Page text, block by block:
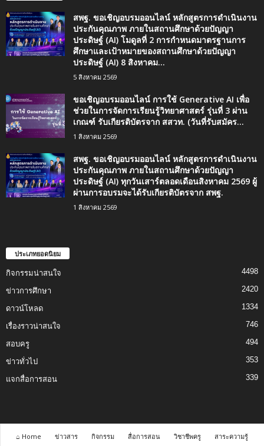
สพฐ. ขอเชิญอบรมออนไลน์ หลักสูตรการดำเนินงาน
ประกันคุณภาพ ภายในสถานศึกษาด้วยปัญญา
ประดิษฐ์ (AI) โมดูลที่ 2 การกำหนดมาตรฐานการ
ศึกษาและเป้าหมายของสถานศึกษาด้วยปัญญา
ประดิษฐ์ (AI) 8 สิงหาคม...
5 สิงหาคม 2569
ขอเชิญอบรมออนไลน์ การใช้ Generative AI เพื่อ
ช่วยในการจัดการเรียนรู้วิทยาศาสตร์ รุ่นที่ 3 ผ่าน
เกณฑ์ รับเกียรติบัตรจาก สสวท. (วันที่รับสมัคร...
1 สิงหาคม 2569
สพฐ. ขอเชิญอบรมออนไลน์ หลักสูตรการดำเนินงาน
ประกันคุณภาพ ภายในสถานศึกษาด้วยปัญญา
ประดิษฐ์ (AI) ทุกวันเสาร์ตลอดเดือนสิงหาคม 2569 ผู้
ผ่านการอบรมจะได้รับเกียรติบัตรจาก สพฐ.
1 สิงหาคม 2569
ประเภทยอดนิยม
กิจกรรมน่าสนใจ 4498
ข่าวการศึกษา 2420
ดาวน์โหลด 1334
เรื่องราวน่าสนใจ 746
สอบครู 494
ข่าวทั่วไป 353
แจกสื่อการสอน 339
⌂ Home ข่าวสาร กิจกรรม สื่อการสอน วิชาชีพครู
สาระความรู้